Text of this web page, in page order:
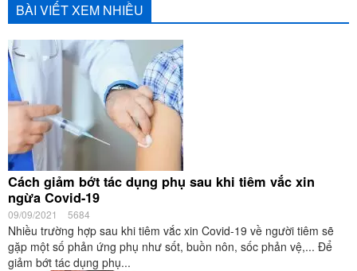
BÀI VIẾT XEM NHIỀU
Cách giảm bớt tác dụng phụ sau khi tiêm vắc xin
ngừa Covid-19
09/09/2021 5684
Nhiều trường hợp sau khi tiêm vắc xin Covid-19 về người tiêm sẽ
gặp một số phản ứng phụ như sốt, buồn nôn, sốc phản vệ,... Để
giảm bớt tác dụng phụ...